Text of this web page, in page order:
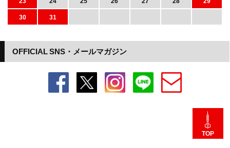
OFFICIAL SNS・メールマガジン
30
31
TOP